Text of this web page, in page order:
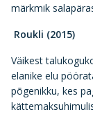
märkmik
Roukli (2015)
Väikest
elanike elu
põgenikku, kes